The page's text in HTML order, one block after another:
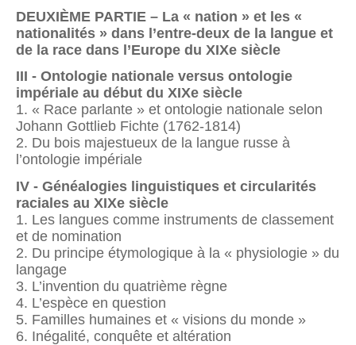
DEUXIÈME PARTIE – La « nation » et les «
nationalités » dans l’entre-deux de la langue et
de la race dans l’Europe du XIXe siècle
III - Ontologie nationale versus ontologie
impériale au début du XIXe siècle
1. « Race parlante » et ontologie nationale selon
Johann Gottlieb Fichte (1762-1814)
2. Du bois majestueux de la langue russe à
l’ontologie impériale
IV - Généalogies linguistiques et circularités
raciales au XIXe siècle
1. Les langues comme instruments de classement
et de nomination
2. Du principe étymologique à la « physiologie » du
langage
3. L’invention du quatrième règne
4. L’espèce en question
5. Familles humaines et « visions du monde »
6. Inégalité, conquête et altération